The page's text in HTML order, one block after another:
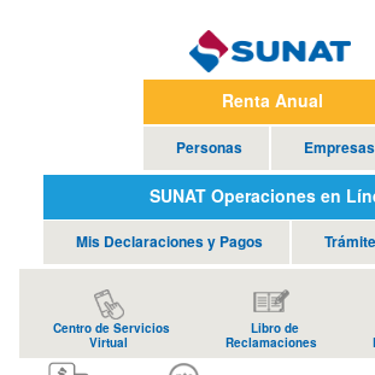
Renta Anual
Personas Empresas
SUNAT Operaciones en
Mis Declaraciones y Pagos
Centro de Servicios
Virtual
Libro de
Reclamaciones